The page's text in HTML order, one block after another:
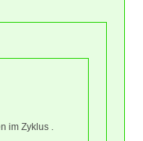
im Zyklus .